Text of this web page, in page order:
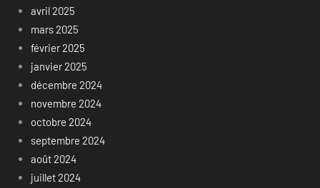
avril 2025
mars 2025
février 2025
janvier 2025
décembre 2024
novembre 2024
octobre 2024
septembre 2024
août 2024
juillet 2024